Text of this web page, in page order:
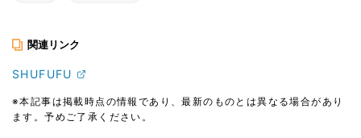
関連リンク
SHUFUFU
※本記事は掲載時点の情報であり、最新のものとは異なる場合があり
ます。予めご了承ください。